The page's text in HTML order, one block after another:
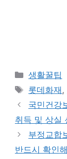
카
테
리
생활꿀팁
태
그
롯데화재 ,
국민건강
취득 및 상실
부정교합
반드시 확인